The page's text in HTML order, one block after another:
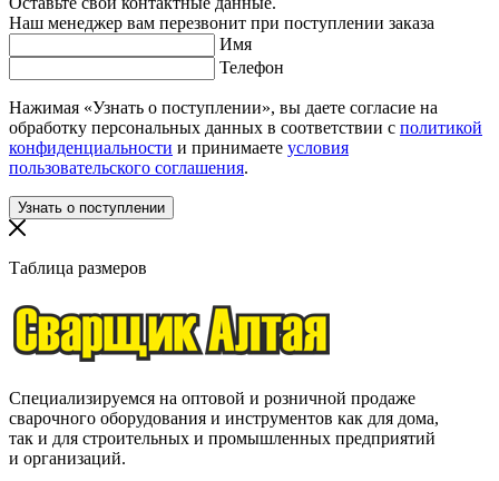
Наш менеджер вам перезвонит при поступлении заказа
Имя
Телефон
Нажимая «Узнать о поступлении», вы даете согласие на
обработку персональных данных в соответствии с политикой
конфиденциальности и принимаете условия
пользовательского соглашения.
Таблица размеров
Специализируемся на оптовой и розничной продаже
сварочного оборудования и инструментов как для дома,
так и для строительных и промышленных предприятий
и организаций.